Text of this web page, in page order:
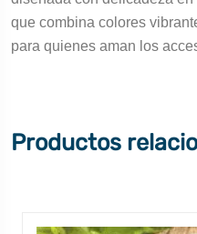
que combina colores
para quienes aman los
Productos